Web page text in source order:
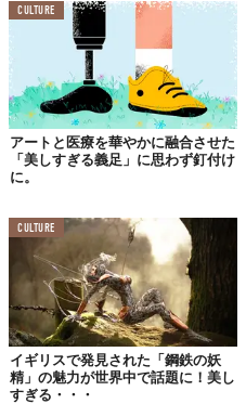
CULTURE
アートと医療を華やかに融合させた
「美しすぎる義足」に思わず釘付け
に。
CULTURE
イギリスで発見された「鋼鉄の妖
精」の魅力が世界中で話題に！美し
すぎる・・・